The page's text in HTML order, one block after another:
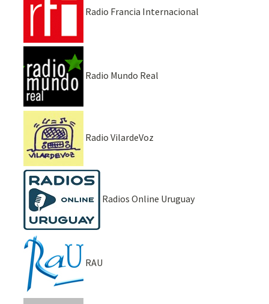
Radio Francia Internacional
Radio Mundo Real
Radio VilardeVoz
Radios Online Uruguay
RAU